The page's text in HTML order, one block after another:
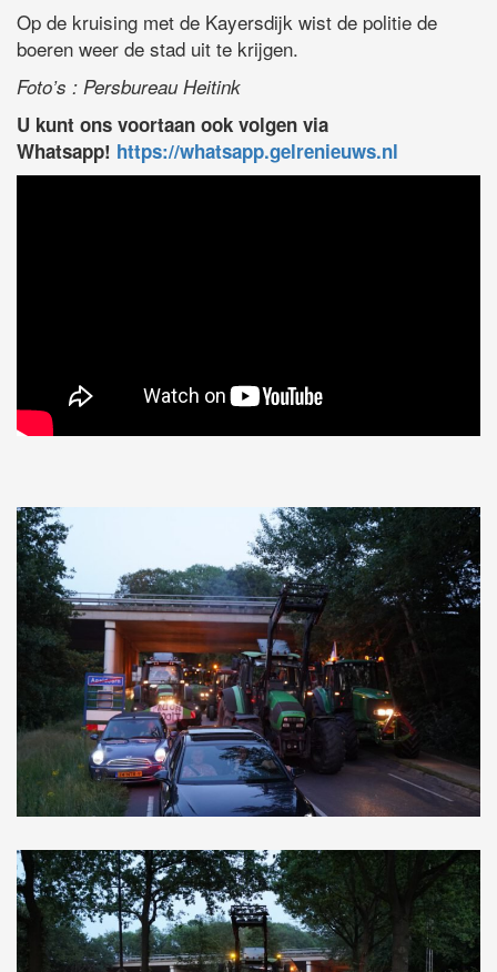
Op de kruising met de Kayersdijk wist de politie de
boeren weer de stad uit te krijgen.
Foto’s : Persbureau Heitink
U kunt ons voortaan ook volgen via
Whatsapp! https://whatsapp.gelrenieuws.nl